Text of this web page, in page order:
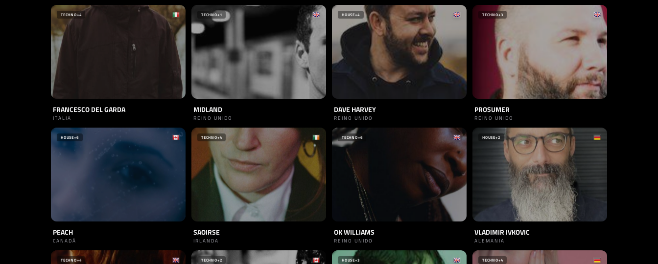
TECHNO+4
FRANCESCO DEL GARDA
ITALIA
TECHNO+1
MIDLAND
REINO UNIDO
HOUSE+4
DAVE HARVEY
REINO UNIDO
TECHNO+3
PROSUMER
REINO UNIDO
HOUSE+6
PEACH
CANADÁ
TECHNO+4
SAOIRSE
IRLANDA
TECHNO+6
OK WILLIAMS
REINO UNIDO
HOUSE+2
VLADIMIR IVKOVIC
ALEMANIA
TECHNO+4 TECHNO+2 HOUSE+3 TECHNO+4